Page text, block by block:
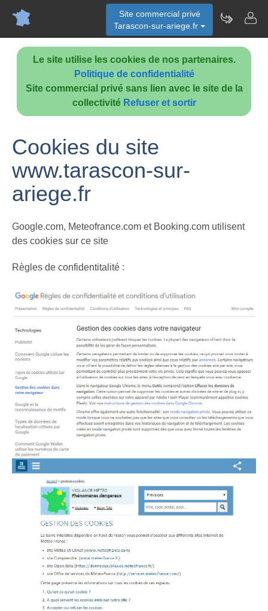
Le site utilise les cookies de nos partenaires.
Politique de confidentialité
Site commercial privé sans lien avec le site de la
collectivité Refuser et sortir
Site commercial privé
Tarascon-sur-ariege.fr
Cookies du site
www.tarascon-sur-
ariege.fr
Google.com, Meteofrance.com et Booking.com utilisent
des cookies sur ce site
Règles de confidentitalité :